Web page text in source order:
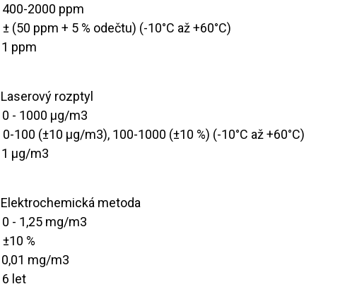
​​400-2000 ppm
​​​± (50 ppm + 5 % odečtu) (-10°C až +60°C)
​1 ppm
​​Laserový rozptyl
​​0 - 1000 μg/m3
​​​0-100 (±10 μg/m3), 100-1000 (±10 %) (-10°C až +60°C)
​​​1 μg/m3
​​Elektrochemická metoda
​​0 - 1,25 mg/m3
​​​±10 %
​​​0,01 mg/m3
​​​6 let